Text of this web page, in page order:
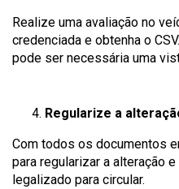
Realize uma avaliação no
credenciada e obtenha o
pode ser necessária uma
Regularize a
Com todos os documentos
para regularizar a alteração
legalizado para circular.